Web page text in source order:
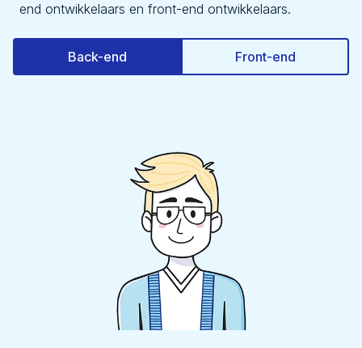
end ontwikkelaars en front-end ontwikkelaars.
Back-end Front-end